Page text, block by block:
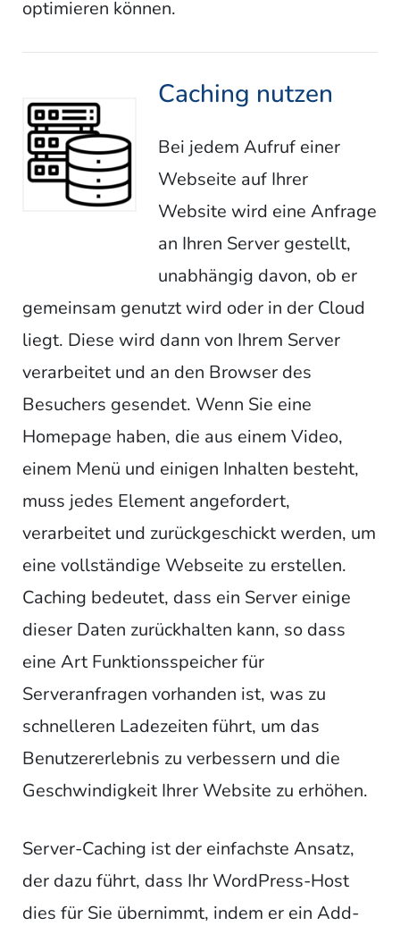
optimieren können.
Caching nutzen
Bei jedem Aufruf einer
Webseite auf Ihrer
Website wird eine Anfrage
an Ihren Server gestellt,
unabhängig davon, ob er
gemeinsam genutzt wird oder in der Cloud
liegt. Diese wird dann von Ihrem Server
verarbeitet und an den Browser des
Besuchers gesendet. Wenn Sie eine
Homepage haben, die aus einem Video,
einem Menü und einigen Inhalten besteht,
muss jedes Element angefordert,
verarbeitet und zurückgeschickt werden, um
eine vollständige Webseite zu erstellen.
Caching bedeutet, dass ein Server einige
dieser Daten zurückhalten kann, so dass
eine Art Funktionsspeicher für
Serveranfragen vorhanden ist, was zu
schnelleren Ladezeiten führt, um das
Benutzererlebnis zu verbessern und die
Geschwindigkeit Ihrer Website zu erhöhen.
Server-Caching ist der einfachste Ansatz,
der dazu führt, dass Ihr WordPress-Host
dies für Sie übernimmt, indem er ein Add-